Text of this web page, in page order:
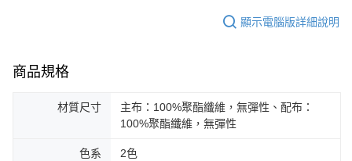
顯示電腦版詳細說明
商品規格
材質尺寸
主布：100%聚酯纖維，無彈性、配布：
100%聚酯纖維，無彈性
色系 2色